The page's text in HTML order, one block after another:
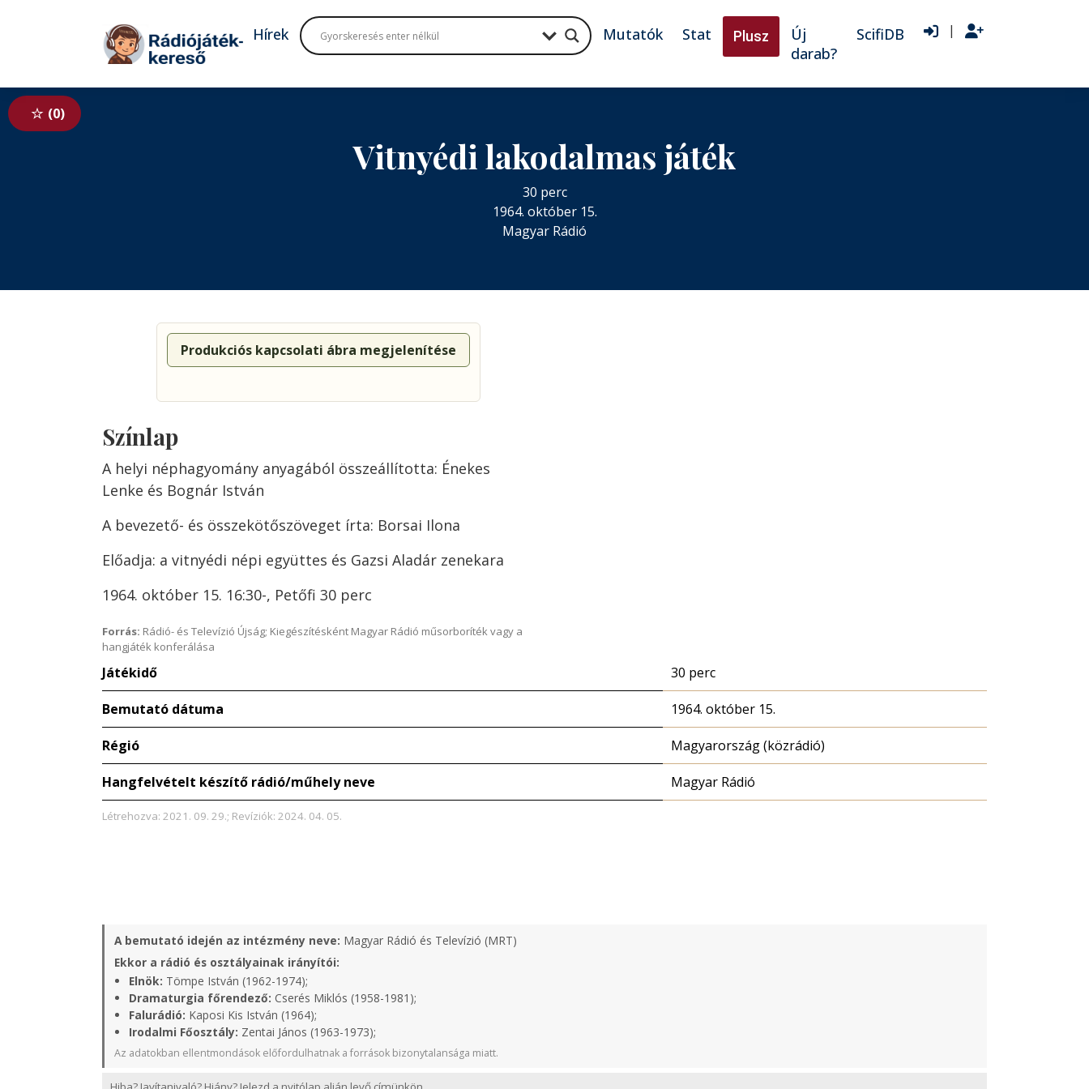
Tovább a tartalomhoz
Hírek Mutatók Stat Plusz
Új
darab?
ScifiDB |
0
Vitnyédi lakodalmas játék
30 perc
1964. október 15.
Magyar Rádió
Produkciós kapcsolati ábra megjelenítése
Színlap
A helyi néphagyomány anyagából összeállította: Énekes
Lenke és Bognár István
A bevezető- és összekötőszöveget írta: Borsai Ilona
Előadja: a vitnyédi népi együttes és Gazsi Aladár zenekara
1964. október 15. 16:30-, Petőfi 30 perc
Forrás: Rádió- és Televízió Újság; Kiegészítésként Magyar Rádió műsorboríték vagy a
hangjáték konferálása
Játékidő 30 perc
Bemutató dátuma 1964. október 15.
Régió Magyarország (közrádió)
Hangfelvételt készítő rádió/műhely neve Magyar Rádió
Létrehozva: 2021. 09. 29.; Revíziók: 2024. 04. 05.
A bemutató idején az intézmény neve: Magyar Rádió és Televízió (MRT)
Ekkor a rádió és osztályainak irányítói:
Elnök: Tömpe István (1962-1974);
Dramaturgia főrendező: Cserés Miklós (1958-1981);
Falurádió: Kaposi Kis István (1964);
Irodalmi Főosztály: Zentai János (1963-1973);
Az adatokban ellentmondások előfordulhatnak a források bizonytalansága miatt.